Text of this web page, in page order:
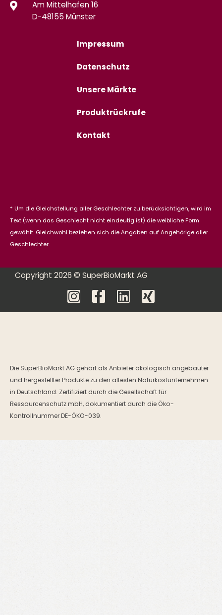
Am Mittelhafen 16
D-48155 Münster
Impressum
Datenschutz
Unsere Märkte
Produktrückrufe
Kontakt
* Um die Gleichstellung aller Geschlechter zu berücksichtigen, wird im
Text (wenn das Geschlecht nicht eindeutig ist) die weibliche Form
gewählt. Gleichwohl beziehen sich die Angaben auf Angehörige aller
Geschlechter.
Copyright 2026 © SuperBioMarkt AG
Die SuperBioMarkt AG gehört als Anbieter ökologisch angebauter
und hergestellter Produkte zu den ältesten Naturkostunternehmen
in Deutschland. Zertifiziert durch die Gesellschaft für
Ressourcenschutz mbH, dokumentiert durch die Öko-
Kontrollnummer DE-ÖKO-039.